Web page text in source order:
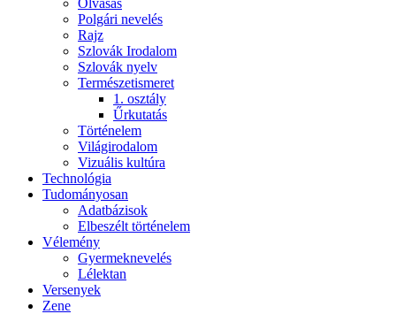
Olvasás
Polgári nevelés
Rajz
Szlovák Irodalom
Szlovák nyelv
Természetismeret
1. osztály
Űrkutatás
Történelem
Világirodalom
Vizuális kultúra
Technológia
Tudományosan
Adatbázisok
Elbeszélt történelem
Vélemény
Gyermeknevelés
Lélektan
Versenyek
Zene